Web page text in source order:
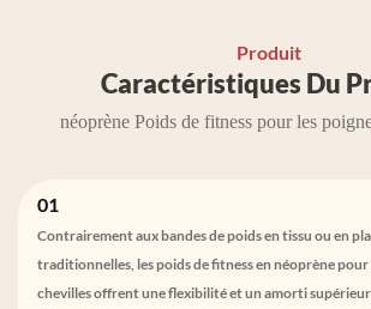
Produit
Caractéristiques Du
néoprène Poids de fitness pour les
01
Contrairement aux bandes de poids en tissu ou en
traditionnelles, les poids de fitness en néoprène pour
chevilles offrent une flexibilité et un amorti